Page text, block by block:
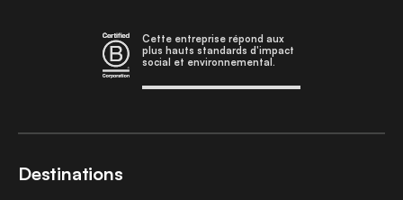
Cette entreprise répond aux
plus hauts standards d'impact
social et environnemental.
Destinations